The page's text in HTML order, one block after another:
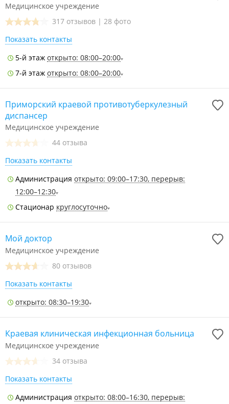
Медицинское учреждение
317 отзывов | 28 фото
Показать контакты
5-й этаж открыто: 08:00–20:00
7-й этаж открыто: 08:00–20:00
Приморский краевой противотуберкулезный
диспансер
Медицинское учреждение
44 отзыва
Показать контакты
Администрация открыто: 09:00–17:30, перерыв:
12:00–12:30
Стационар круглосуточно
Мой доктор
Медицинское учреждение
80 отзывов
Показать контакты
открыто: 08:30–19:30
Краевая клиническая инфекционная больница
Медицинское учреждение
34 отзыва
Показать контакты
Администрация открыто: 08:00–16:30, перерыв: